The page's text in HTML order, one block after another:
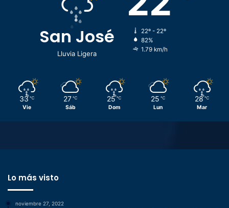
San José
Lluvia Ligera
22º - 22º
82%
1.79 km/h
33 ℃
Vie
27 ℃
Sáb
25 ℃
Dom
25 ℃
Lun
28 ℃
Mar
Lo más visto
noviembre 27, 2022